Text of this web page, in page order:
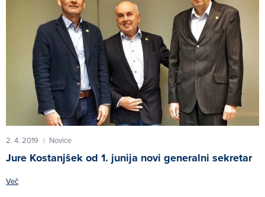
2. 4. 2019 | Novice
Jure Kostanjšek od 1. junija novi generalni sekretar
Več